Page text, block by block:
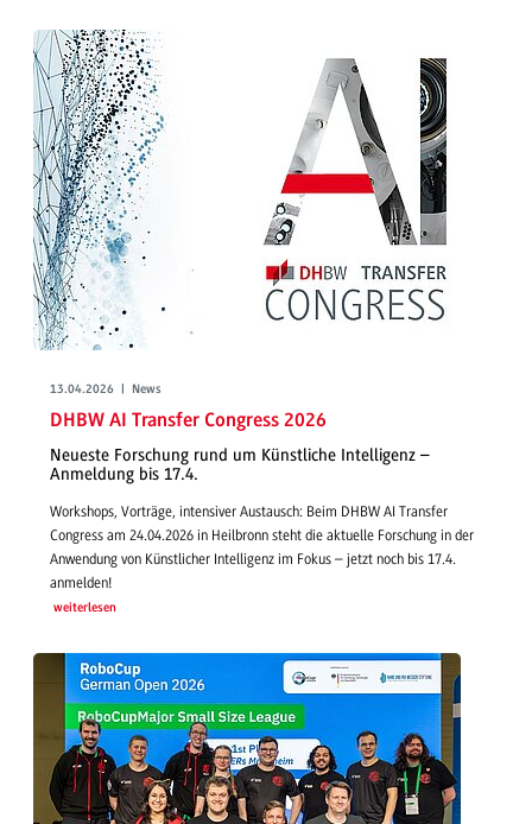
13.04.2026 | News
DHBW AI Transfer Congress 2026
Neueste Forschung rund um Künstliche Intelligenz –
Anmeldung bis 17.4.
Workshops, Vorträge, intensiver Austausch: Beim DHBW AI Transfer
Congress am 24.04.2026 in Heilbronn steht die aktuelle Forschung in der
Anwendung von Künstlicher Intelligenz im Fokus – jetzt noch bis 17.4.
anmelden!
weiterlesen